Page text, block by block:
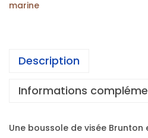
marine
Description
Informations
Une boussole de visée